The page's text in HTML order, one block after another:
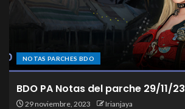
NOTAS PARCHES BDO
BDO PA Notas del parche 29/11/23
29 noviembre, 2023 Irianjaya